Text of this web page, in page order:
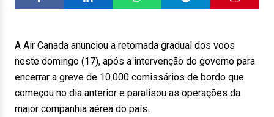
A Air Canada anunciou a retomada gradual dos voos
neste domingo (17), após a intervenção do governo para
encerrar a greve de 10.000 comissários de bordo que
começou no dia anterior e paralisou as operações da
maior companhia aérea do país.